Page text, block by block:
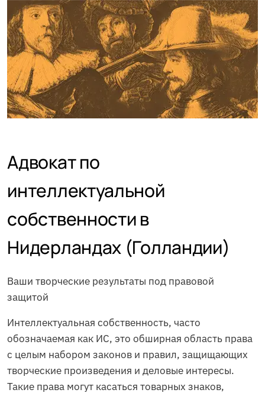
Адвокат по
интеллектуальной
собственности в
Нидерландах (Голландии)
Ваши творческие результаты под правовой
защитой
Интеллектуальная собственность, часто
обозначаемая как ИС, это обширная область права
с целым набором законов и правил, защищающих
творческие произведения и деловые интересы.
Такие права могут касаться товарных знаков,